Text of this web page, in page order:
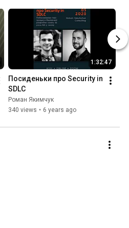
1:32:47
Посиденьки про Security in
SDLC
Роман Якимчук
340 views • 6 years ago